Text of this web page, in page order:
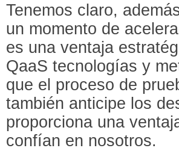
Tenemos claro,
un momento de
es una ventaja
QaaS tecnologías y
que el proceso de
también anticipe los
proporciona una
confían en nosotros.